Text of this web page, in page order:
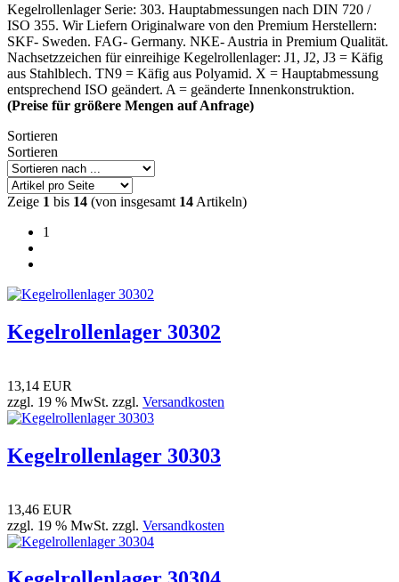
Kegelrollenlager Serie: 303. Hauptabmessungen nach DIN 720 /
ISO 355. Wir Liefern Originalware von den Premium Herstellern:
SKF- Sweden. FAG- Germany. NKE- Austria in Premium Qualität.
Nachsetzzeichen für einreihige Kegelrollenlager: J1, J2, J3 = Käfig
aus Stahlblech. TN9 = Käfig aus Polyamid. X = Hauptabmessung
entsprechend ISO geändert. A = geänderte Innenkonstruktion.
(Preise für größere Mengen auf Anfrage)
Sortieren
Sortieren
Zeige 1 bis 14 (von insgesamt 14 Artikeln)
1
Kegelrollenlager 30302
13,14 EUR
zzgl. 19 % MwSt. zzgl. Versandkosten
Kegelrollenlager 30303
13,46 EUR
zzgl. 19 % MwSt. zzgl. Versandkosten